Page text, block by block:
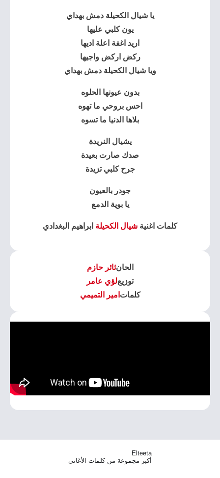
يا شيال الكحيلة دمش بهداي
يون كلبي عليها
اريد اغفة اعلة اديها
ركض اركض واجيها
ويا شيال الكحيلة دمش بهداي
بدون عيونها الحلوه
احس بروحي ما تهوه
بلاها الدنيا ما تسوه
يشيال النريدة
صدك صارت بعيدة
جرح كلبي تزيدة
جودر بالعيون
يا بوية الدمع
كلمات اغنية شيال الكحيلة ابراهيم البغدادي
الحانثائر حازم
توزيعلؤي عامر
كلمات امير التميمي
Elteeta
أكبر مجموعة من كلمات الأغاني